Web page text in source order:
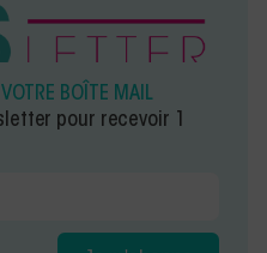
BOÎTE MAIL
pour recevoir 1